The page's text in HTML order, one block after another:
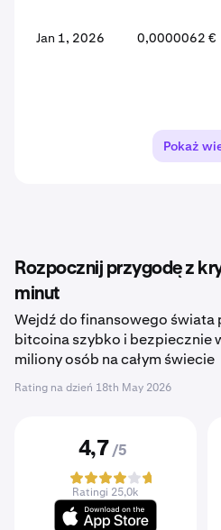
Jan 1, 2026 0,0000062 €
Pokaż
Rozpocznij przygodę z
minut
Wejdź do finansowego świata
bitcoina szybko i bezpiecznie
miliony osób na całym świecie
Rating na dzień 18th May 2026
4,7 /5
Ratingi 25,0k